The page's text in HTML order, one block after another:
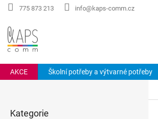
Přejít
775 873 213 info@kaps-comm.cz
AKCE Školní potřeby a výtvarné potřeby
kategorie
Kategorie